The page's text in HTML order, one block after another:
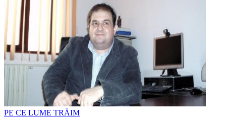
PE CE LUME TRĂIM